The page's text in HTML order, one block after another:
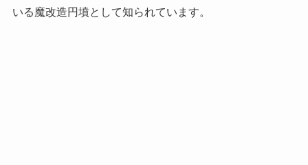
いる魔改造円墳として知られています。